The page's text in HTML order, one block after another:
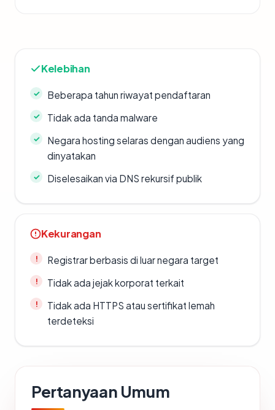
Kelebihan
Beberapa tahun riwayat pendaftaran
Tidak ada tanda malware
Negara hosting selaras dengan audiens yang
dinyatakan
Diselesaikan via DNS rekursif publik
Kekurangan
Registrar berbasis di luar negara target
Tidak ada jejak korporat terkait
Tidak ada HTTPS atau sertifikat lemah
terdeteksi
Pertanyaan Umum